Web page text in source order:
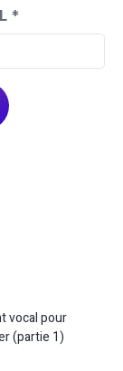
*
vocal pour
(partie 1)